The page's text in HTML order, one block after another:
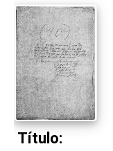
Título: